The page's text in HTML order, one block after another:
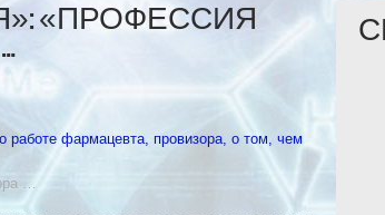
«ПРОФЕССИЯ
фармацевта, провизора, о том, чем
…